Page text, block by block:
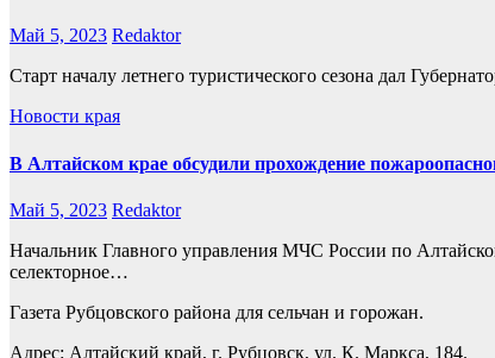
Май 5, 2023 Redaktor
Старт началу летнего туристического сезона дал
Новости края
В Алтайском крае обсудили прохождение
Май 5, 2023 Redaktor
Начальник Главного управления МЧС России по
селекторное…
Газета Рубцовского района для сельчан и горожан.
Адрес: Алтайский край, г. Рубцовск, ул. К. Маркса, 184.